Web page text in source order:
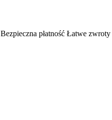
Bezpieczna płatność Łatwe zwroty